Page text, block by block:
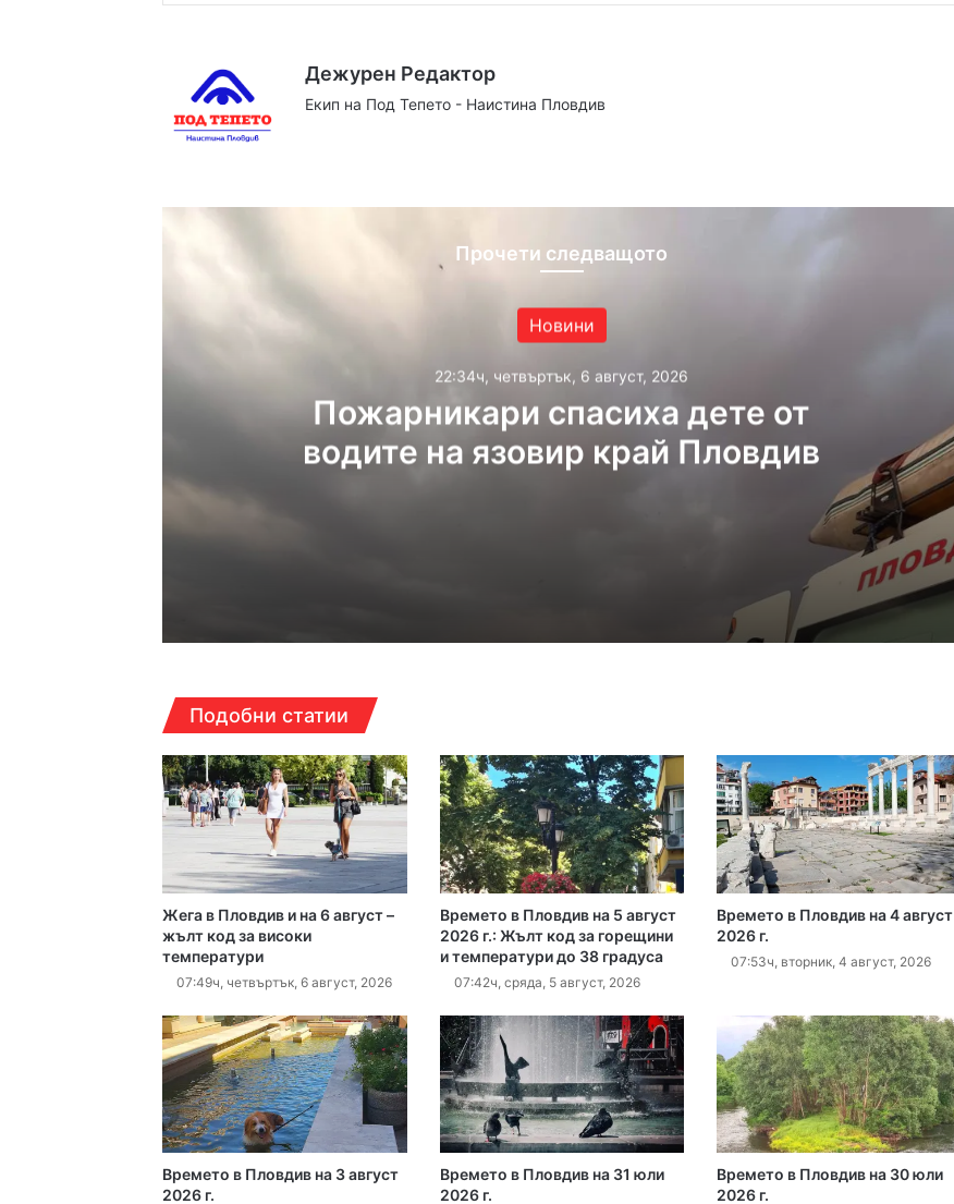
Дежурен Редактор
Екип на Под Тепето - Наистина Пловдив
Прочети следващото
Новини
22:34ч, четвъртък, 6 август, 2026
Пожарникари спасиха дете от
водите на язовир край Пловдив
Пожарникари спасиха дете от водите на язовир край Пловдив
22:15ч, четвъртък, 6 август, 2026
17:06ч, четвъртък, 6 август, 2026
Убийството на Младежкия хълм: безпрецедентна жестокост от „ловци на педофили“
16:40ч, четвъртък, 6 август, 2026
Оставиха в ареста мъж, обвинен в отвличането на жена си и детето им
16:15ч, четвъртък, 6 август, 2026
„Sharenting“ или как с една снимка от плажа излагаме детето си на риск
16:10ч, четвъртък, 6 август, 2026
Подобни статии
Жега в Пловдив и на 6 август –
жълт код за високи
температури
07:49ч, четвъртък, 6 август, 2026
Времето в Пловдив на 5 август
2026 г.: Жълт код за горещини
и температури до 38 градуса
07:42ч, сряда, 5 август, 2026
Времето в Пловдив на 4 август
2026 г.
07:53ч, вторник, 4 август, 2026
Времето в Пловдив на 3 август
2026 г.
Времето в Пловдив на 31 юли
2026 г.
Времето в Пловдив на 30 юли
2026 г.